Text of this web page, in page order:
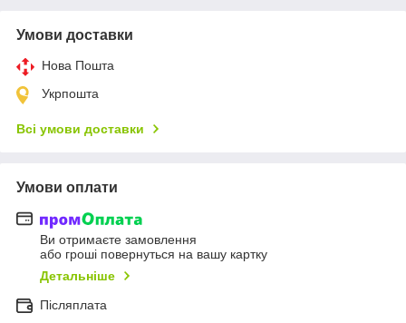
Умови доставки
Нова Пошта
Укрпошта
Всі умови доставки
Умови оплати
Ви отримаєте замовлення
або гроші повернуться на вашу картку
Детальніше
Післяплата